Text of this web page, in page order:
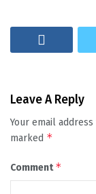
Leave A Reply
Your email
marked *
Comment*